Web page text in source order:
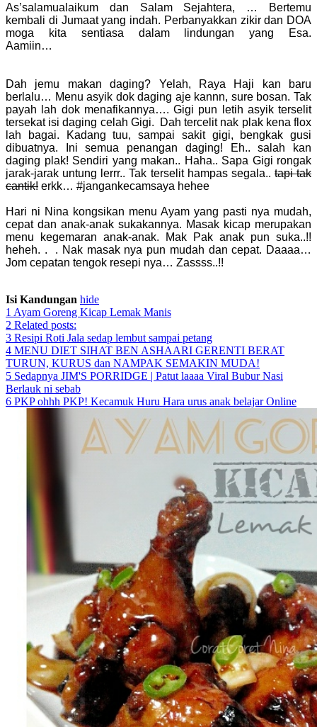
As’salamualaikum dan Salam Sejahtera, …
Bertemu
kembali di Jumaat yang indah. Perbanyakkan zikir dan DOA
moga kita sentiasa dalam lindungan yang Esa.
Aamiin…
Dah jemu makan daging? Yelah, Raya Haji kan baru
berlalu… Menu asyik dok daging aje kannn, sure bosan. Tak
payah lah dok menafikannya…. Gigi pun letih asyik terselit
tersekat isi daging celah Gigi. Dah tercelit nak plak kena flox
lah bagai. Kadang tuu, sampai sakit gigi, bengkak gusi
dibuatnya. Ini semua penangan daging! Eh.. salah kan
daging plak! Sendiri yang makan.. Haha.. Sapa Gigi rongak
jarak-jarak untung lerrr.. Tak terselit hampas segala..tapi tak
cantik! erkk… #jangankecamsaya hehee
Hari ni Nina kongsikan menu Ayam yang pasti nya mudah,
cepat dan anak-anak sukakannya. Masak kicap merupakan
menu kegemaran anak-anak. Mak Pak anak pun suka..!!
heheh. . . Nak masak nya pun mudah dan cepat. Daaaa…
Jom cepatan tengok resepi nya… Zassss..!!
Isi Kandungan hide
1 Ayam Goreng Kicap Lemak Manis
2 Related posts:
3 Resipi Roti Jala sedap lembut sampai petang
4 MENU DIET SIHAT BEN ASHAARI GERENTI BERAT
TURUN, KURUS dan NAMPAK SEMAKIN MUDA!
5 Sedapnya JIM'S PORRIDGE | Patut laaaa Viral Bubur Nasi
Berlauk ni sebab
6 PKP ohhh PKP! Kecamuk Huru Hara urus anak belajar Online